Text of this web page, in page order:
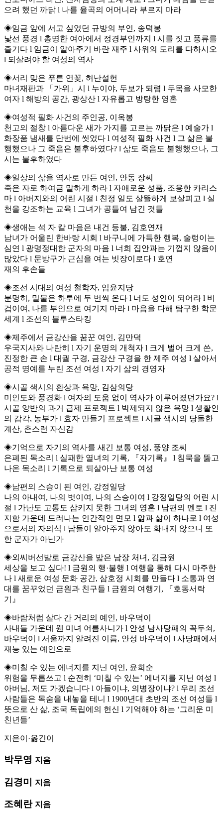
으려 했던 까닭 l 나를 율곡의 어머니라 부르지 마라
◈임금 앞에 서고 싶었던 규방의 부인, 송덕봉
낯선 풍경 l 총명한 여아에서 정경부인까지 l 시를 짓고 풍류를
즐기다 l 임금이 알아주기 바란 재주 l 사위의 도리를 다하시오
l 되살려야 할 여성의 역사
◈서리 맞은 푸른 연꽃, 허난설헌
마녀재판과 「가위」시 l 누이야, 두보가 되렴 l 두목을 사모한
여자 l 해방의 공간, 광상산 l 자유롭고 방탕한 영혼
◈여성적 필화 사건의 주인공, 이옥봉
천고의 절창 l 아름다운 새가 가지를 고르는 까닭은 l 예술가 l
화장품 냄새를 단번에 씻었다 l 여성적 필화 사건 l 그 삶은 불
행했으나 그 죽음은 불후하였다? l 삶도 죽음도 불행했으나, 그
시는 불후하였다
◈일상의 삶을 역사로 만든 여인, 안동 장씨
죽은 자로 하여금 말하게 하라 l 자애로운 성품, 조용한 카리스
마 l 아버지와의 어린 시절 l 친정 일도 살뜰하게 보살피고 l 실
천을 강조하는 교육 l 그녀가 공들여 남긴 것들
◈생애는 석 자 칼 마음은 내건 등불, 김호연재
남녀가 어울린 한바탕 시회 l 바구니에 가득한 행복, 술렁이는
심연 l 광명정대한 군자의 마음 l 너희 집안과는 기껍지 않음이
많았다 l 문방구가 근심을 여는 빗장이로다 l 호연
재의 후손들
◈조선 시대의 여성 철학자, 임윤지당
분명히, 밀물은 하루에 두 번씩 온다 l 너도 성인이 되어라 l 비
겁이여, 나를 부인으로 여기지 마라 l 마음을 다해 탐구한 학문
세계 l 조선의 블루스타킹
◈제주에서 금강산을 꿈꾼 여인, 김만덕
우국지사와 나란히 l 자기 운명의 개척자 l 크게 벌어 크게 쓴,
진정한 큰 손 l 대궐 구경, 금강산 구경을 한 제주 여성 l 살아서
공적 명예를 누린 조선 여성 l 자기 삶의 경영자
◈시골 색시의 환상과 욕망, 김삼의당
미인도와 풍경화 l 여자의 도움 없이 역사가 이루어졌던가요? l
시골 양반의 과거 급제 프로젝트 l 박제되지 않은 욕망 l 생활인
의 감각, 농부가 l 효자 만들기 프로젝트 l 시골 색시의 당돌한
계산, 촌스런 자신감
◈기억으로 자기의 역사를 새긴 보통 여성, 풍양 조씨
은폐된 목소리 l 실패한 열녀의 기록, 『자기록』 l 침묵을 뚫고
나온 목소리 l 기록으로 되살아난 보통 여성
◈남편의 스승이 된 여인, 강정일당
나의 아내여, 나의 벗이여, 나의 스승이여 l 강정일당의 어린 시
절 l 가난도 고통도 삼키지 못한 그녀의 영혼 l 남편의 멘토 l 진
지함 가운데 드러나는 인간적인 면모 l 앎과 삶이 하나로 l 여성
으로서의 자의식 l 남들이 알아주지 않아도 화내지 않으니 또
한 군자가 아닌가
◈외씨버선발로 금강산을 밟은 남장 처녀, 김금원
세상을 보고 싶다! l 금원의 행·불행 l 여행을 통해 다시 마주한
나 l 새로운 여성 문화 공간, 삼호정 시회를 만들다 l 소통과 연
대를 꿈꾸었던 금원과 친구들 l 금원의 여행기, 『호동서락
기』
◈바람처럼 살다 간 거리의 예인, 바우덕이
사내들 가운데 웬 미녀 어름사니가 l 안성 남사당패의 꼭두쇠,
바우덕이 l 서울까지 알려진 이름, 안성 바우덕이 l 사당패에서
재능 있는 예인으로
◈미칠 수 있는 에너지를 지닌 여인, 윤희순
위험을 무릅쓰고 l 순전히 ‘미칠 수 있는’ 에너지를 지닌 여성 l
아버님, 저도 가겠습니다 l 아들이냐, 의병장이냐? l 우리 조선
사람들은 목숨을 내놓을 테니 l 1900년대 초반의 조선 여성들 l
뜻으로 산 삶, 조국 독립에의 헌신 l 기억해야 하는 ‘그리운 미
친년들’
지은이·옮긴이
박무영 지음
김경미 지음
조혜란 지음